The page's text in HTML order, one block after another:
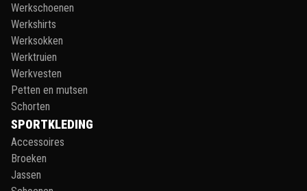
Werkschoenen
Werkshirts
Werksokken
Werktruien
Werkvesten
Petten en mutsen
Schorten
SPORTKLEDING
Accessoires
Broeken
Jassen